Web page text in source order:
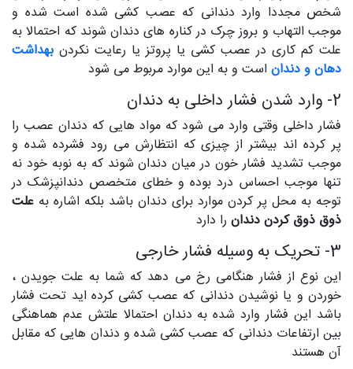
شخص مجددا وارد دندانی که عصب کشی شده است شده و
موجب التهاب و بروز چرک در کناره های دندان شوند که احتمالا به
علت کم کاری در عصب کشی یا پروتز یا رعایت نکردن بهداشت
دهان و دندان است و به این موارد مربوط می شود
2- وارد شدن فشار داخلی به دندان
فشار داخلی وقتی وارد می شود که مواد هایی که دندان عصب را
پر کرده اند بیشتر از چیزی که انتظارش می رود فشرده شده و
موجب تشدید فشار خون در میان دندان شوند که به نوبه خود نه
تنها موجب احساس درد بوده و خطای متخصص دندانپزشک در
توجه به محل پر کردن موارد برای دندان باشد بلکه اشاره به علت
ذوق ذوق کردن دندان را دارد
3- تحریک به وسیله فشار خارجی
این نوع از فشار هنگامی رخ می دهد که شما به علت جویدن ،
خوردن و یا نوشیدن دندانی که عصب کشی کرده اید تحت فشار
باشد این فشار وارد شده به دندان احتمالا علتش عدم هماهنگی
بین ارتفاعات دندانی که عصب کشی شده و دندان هایی که مقابل
آن هستند